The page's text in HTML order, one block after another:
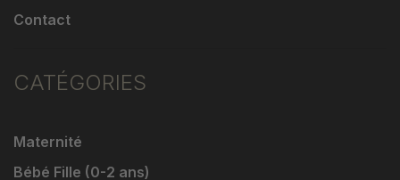
Contact
CATÉGORIES
Maternité
Bébé Fille (0-2 ans)